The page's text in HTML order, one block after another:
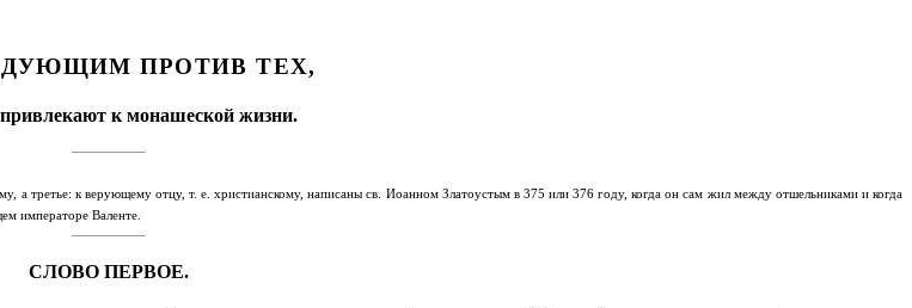
ПРОТИВ ТЕХ,
к монашеской жизни.
а третье: к верующему отцу, т. е. христианскому, написаны св. Иоанном Златоустым в 375 или 376 году, когда он сам жил между отшельниками и когда
императоре Валенте.
СЛОВО ПЕРВОЕ.